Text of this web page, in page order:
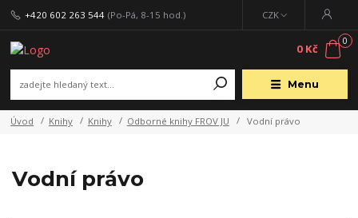
Menu
CZK
+420 602 263 544 (Po-Pá, 8-15 hod.)
0
0 Kč
Úvod Knihy Knihy Odborné knihy FROV JU Vodní právo
Vodní právo